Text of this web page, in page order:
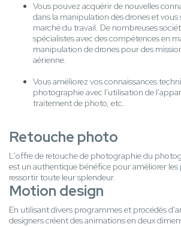
Vous pouvez acquérir de nouvelles
dans la manipulation des drones et vous
marché du travail. De nombreuses
spécialistes avec des compétences en
manipulation de drones pour des
aérienne.
Vous améliorez vos connaissances
photographie avec l'utilisation de
traitement de photo, etc.
Retouche photo
L'offre de retouche de photographie du
est un authentique bénéfice pour améliorer
ressortir toute leur splendeur.
Motion design
En utilisant divers programmes et procédés
designers créent des animations en deux